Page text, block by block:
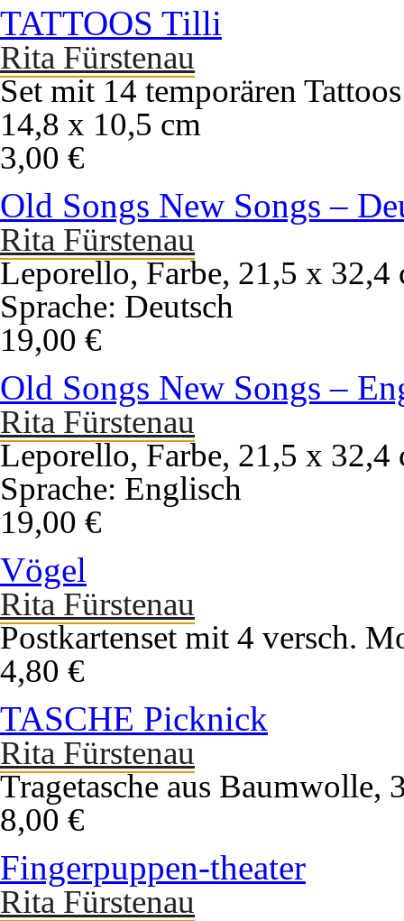
TATTOOS Tilli
Rita Fürstenau
Set mit 14 temporären Tattoos
14,8 x 10,5 cm
3,00 €
Old Songs New Songs –
Rita Fürstenau
Leporello, Farbe, 21,5 x 32,4
Sprache: Deutsch
19,00 €
Old Songs New Songs –
Rita Fürstenau
Leporello, Farbe, 21,5 x 32,4
Sprache: Englisch
19,00 €
Vögel
Rita Fürstenau
Postkartenset mit 4 versch.
4,80 €
TASCHE Picknick
Rita Fürstenau
Tragetasche aus Baumwolle,
8,00 €
Fingerpuppen-theater
Rita Fürstenau